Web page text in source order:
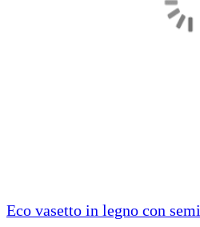
Eco vasetto in legno con semi